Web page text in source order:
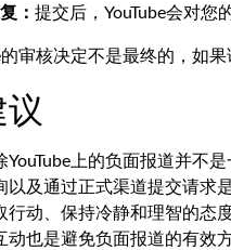
： 提交后，YouTube会对您
的审核决定不是最终的，如
YouTube上的负面报道并不
以及通过正式渠道提交请求
行动、保持冷静和理智的态
动也是避免负面报道的有效